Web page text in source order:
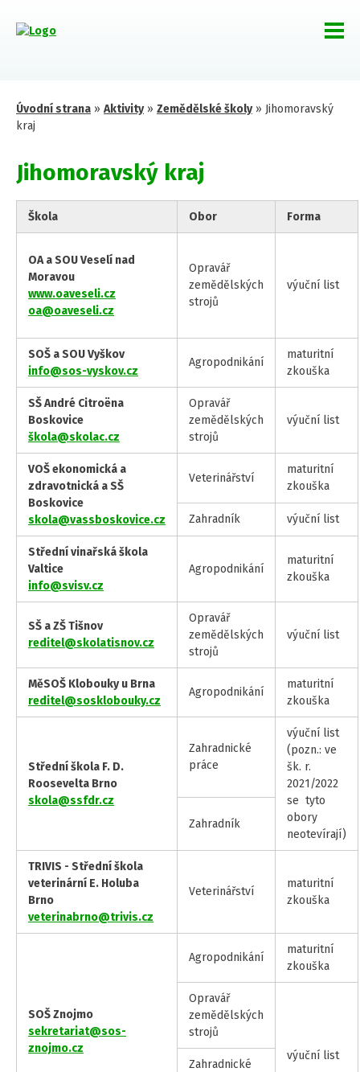
Úvodní strana » Aktivity» Zemědělské školy» Jihomoravský
kraj
Jihomoravský kraj
Škola Obor Forma
OA a SOU Veselí nad
Moravou
www.oaveseli.cz
oa@oaveseli.cz
Opravář
zemědělských
strojů
výuční list
SOŠ a SOU Vyškov
info@sos-vyskov.cz
Agropodnikání
maturitní
zkouška
SŠ André Citroëna
Boskovice
škola@skolac.cz
Opravář
zemědělských
strojů
výuční list
VOŠ ekonomická a
zdravotnická a SŠ
Boskovice
skola@vassboskovice.cz
Veterinářství
maturitní
zkouška
Zahradník výuční list
Střední vinařská škola
Valtice
info@svisv.cz
Agropodnikání
maturitní
zkouška
SŠ a ZŠ Tišnov
reditel@skolatisnov.cz
Opravář
zemědělských
strojů
výuční list
MěSOŠ Klobouky u Brna
reditel@sosklobouky.cz
Agropodnikání
maturitní
zkouška
Střední škola F. D.
Roosevelta Brno
skola@ssfdr.cz
Zahradnické
práce
výuční list
(pozn.: ve
šk. r.
2021/2022
se tyto
obory
neotevírají)
Zahradník
TRIVIS - Střední škola
veterinární E. Holuba
Brno
veterinabrno@trivis.cz
Veterinářství
maturitní
zkouška
SOŠ Znojmo
sekretariat@sos-
znojmo.cz
Agropodnikání
maturitní
zkouška
Opravář
zemědělských
strojů
výuční list
Zahradnické